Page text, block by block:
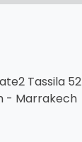
Tassila
- Marrakech